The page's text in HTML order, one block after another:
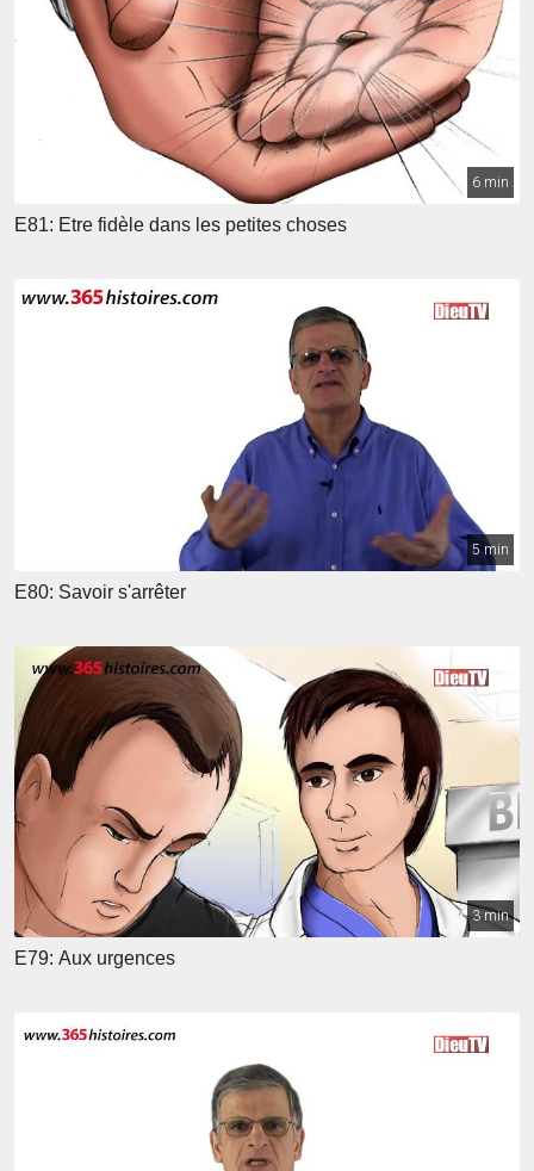
6 min
E81: Etre fidèle dans les petites choses
5 min
E80: Savoir s'arrêter
3 min
E79: Aux urgences